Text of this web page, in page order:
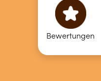
Bewertungen